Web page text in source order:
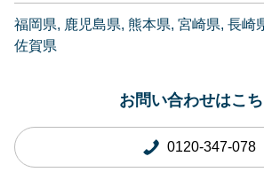
福岡県 鹿児島県 熊本県 宮崎県 長崎
佐賀県
お問い合わせはこ
0120-347-078